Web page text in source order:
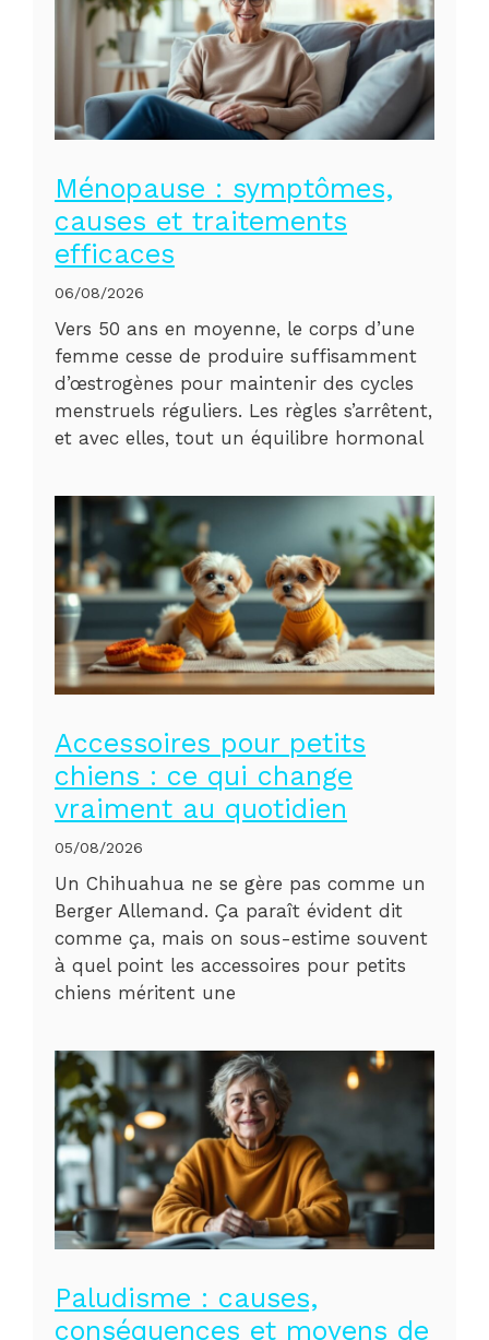
Ménopause : symptômes,
causes et traitements
efficaces
06/08/2026
Vers 50 ans en moyenne, le corps d’une
femme cesse de produire suffisamment
d’œstrogènes pour maintenir des cycles
menstruels réguliers. Les règles s’arrêtent,
et avec elles, tout un équilibre hormonal
Accessoires pour petits
chiens : ce qui change
vraiment au quotidien
05/08/2026
Un Chihuahua ne se gère pas comme un
Berger Allemand. Ça paraît évident dit
comme ça, mais on sous-estime souvent
à quel point les accessoires pour petits
chiens méritent une
Paludisme : causes,
conséquences et moyens de